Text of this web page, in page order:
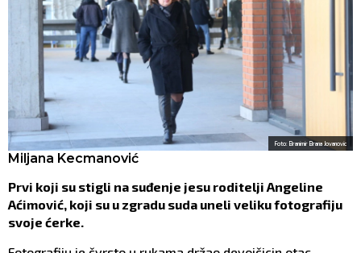
Foto: Branimir Brana Jovanovic
Miljana Kecmanović
Prvi koji su stigli na suđenje jesu roditelji Angeline
Aćimović, koji su u zgradu suda uneli veliku fotografiju
svoje ćerke.